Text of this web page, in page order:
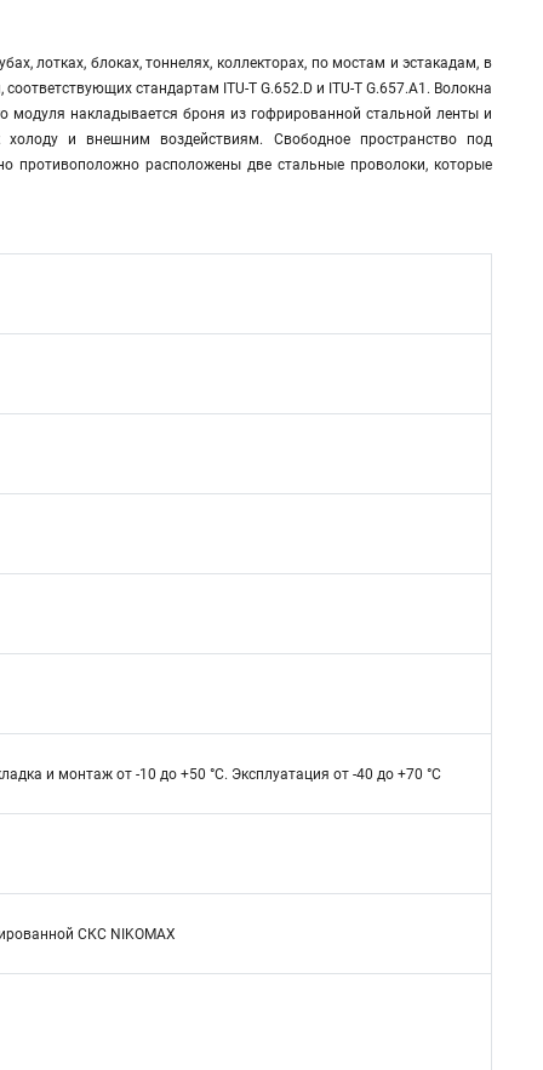
лотках, блоках, тоннелях, коллекторах, по мостам и эстакадам, в
стандартам ITU-T G.652.D и ITU-T G.657.A1. Волокна
модуля накладывается броня из гофрированной стальной ленты и
холоду и внешним воздействиям. Свободное пространство под
противоположно расположены две стальные проволоки, которые
и монтаж от -10 до +50 °C. Эксплуатация от -40 до +70 °C
СКС NIKOMAX